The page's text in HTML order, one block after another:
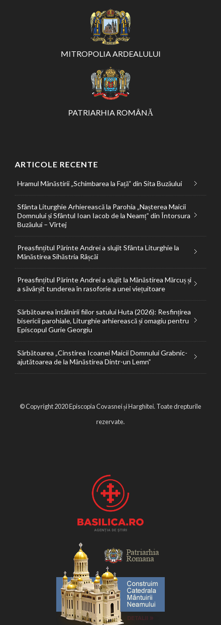
MITROPOLIA ARDEALULUI
PATRIARHIA ROMÂNĂ
ARTICOLE RECENTE
Hramul Mănăstirii „Schimbarea la Față” din Sita Buzăului
Sfânta Liturghie Arhierească la Parohia „Nașterea Maicii
Domnului și Sfântul Ioan Iacob de la Neamț” din Întorsura
Buzăului – Vîrtej
Preasfințitul Părinte Andrei a slujit Sfânta Liturghie la
Mănăstirea Sihăstria Râșcăi
Preasfințitul Părinte Andrei a slujit la Mănăstirea Mărcuș și
a săvârșit tunderea în rasoforie a unei viețuitoare
Sărbătoarea întâlnirii fiilor satului Huta (2026): Resfințirea
bisericii parohiale, Liturghie arhierească și omagiu pentru
Episcopul Gurie Georgiu
Sărbătoarea „Cinstirea Icoanei Maicii Domnului Grabnic-
ajutătoarea de la Mănăstirea Dintr-un Lemn”
© Copyright 2020 Episcopia Covasnei și Harghitei. Toate drepturile
rezervate.